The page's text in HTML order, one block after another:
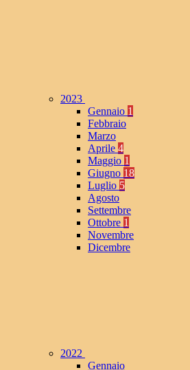
2023
Gennaio 1
Febbraio
Marzo
Aprile 4
Maggio 1
Giugno 18
Luglio 5
Agosto
Settembre
Ottobre 1
Novembre
Dicembre
2022
Gennaio